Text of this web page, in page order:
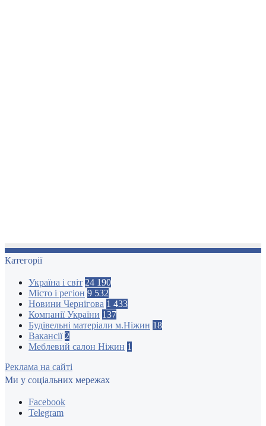
Категорії
Україна і світ 24 190
Місто і регіон 9 532
Новини Чернігова 1 433
Компанії України 137
Будівельні матеріали м.Ніжин 18
Вакансії 2
Меблевий салон Ніжин 1
Реклама на сайті
Ми у соціальних мережах
Facebook
Telegram